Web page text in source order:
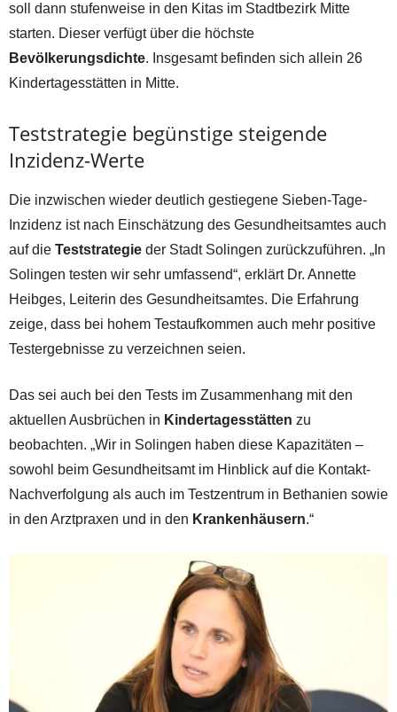
soll dann stufenweise in den Kitas im Stadtbezirk Mitte
starten. Dieser verfügt über die höchste
Bevölkerungsdichte. Insgesamt befinden sich allein 26
Kindertagesstätten in Mitte.
Teststrategie begünstige steigende
Inzidenz-Werte
Die inzwischen wieder deutlich gestiegene Sieben-Tage-
Inzidenz ist nach Einschätzung des Gesundheitsamtes auch
auf die Teststrategie der Stadt Solingen zurückzuführen. „In
Solingen testen wir sehr umfassend“, erklärt Dr. Annette
Heibges, Leiterin des Gesundheitsamtes. Die Erfahrung
zeige, dass bei hohem Testaufkommen auch mehr positive
Testergebnisse zu verzeichnen seien.
Das sei auch bei den Tests im Zusammenhang mit den
aktuellen Ausbrüchen in Kindertagesstätten zu
beobachten. „Wir in Solingen haben diese Kapazitäten –
sowohl beim Gesundheitsamt im Hinblick auf die Kontakt-
Nachverfolgung als auch im Testzentrum in Bethanien sowie
in den Arztpraxen und in den Krankenhäusern.“